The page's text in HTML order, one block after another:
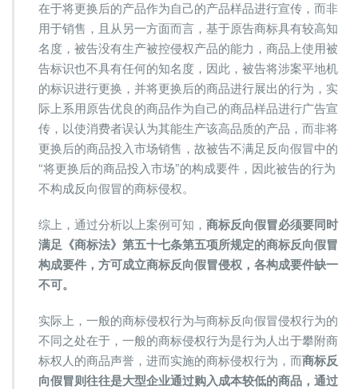
在于将更换后的产品作为自己的产品样品进行宣传，而非
用于销售，且从另一方面而言，基于原告商标具有较高知
名度，被告没有生产被控侵权产品的能力，商品上使用被
告标识也不具有任何的知名度，因此，被告将涉案平地机
的标识进行更换，并将更换后的商品进行展出的行为，实
际上系用原告优良的商品作为自己的商品样品进行广告宣
传，以使消费者误认为其能生产该高品质的产品，而非将
更换后的商品投入市场销售，故被告不满足反向假冒中的
“将更换后的商品投入市场”的构成要件，因此被告的行为
不构成反向假冒的商标侵权。
综上，通过分析以上案例可知， 商标反向假冒必须要同时
满足《商标法》第五十七条第五项所规定的商标反向假冒
构成要件，方可成立商标反向假冒侵权，各构成要件缺一
不可。
实际上，一般的商标侵权行为与商标反向假冒侵权行为的
不同之处在于，一般的商标侵权行为是行为人出于攀附商
标权人的商品声誉，进而实施的商标侵权行为，而商标反
向假冒则往往是大型企业通过购入成本较低的商品，通过